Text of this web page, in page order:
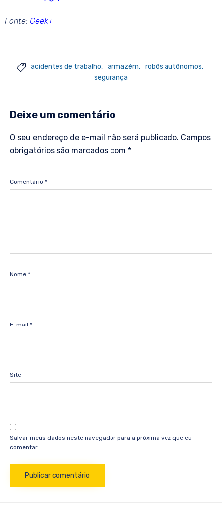
Fonte: Geek+
 acidentes de trabalho armazém
robôs autônomos
segurança
Deixe um comentário
O seu endereço de e-mail não será publicado. Campos
obrigatórios são marcados com *
Comentário *
Nome *
E-mail *
Site
Salvar meus dados neste navegador para a próxima vez que eu
comentar.